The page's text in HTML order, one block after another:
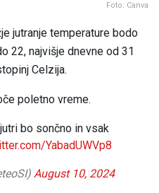
Foto: Canva
jutranje temperature bodo
22, najvišje dnevne od 31
Celzija.
poletno vreme.
bo sončno in vsak
YabadUWVp8
August 10, 2024